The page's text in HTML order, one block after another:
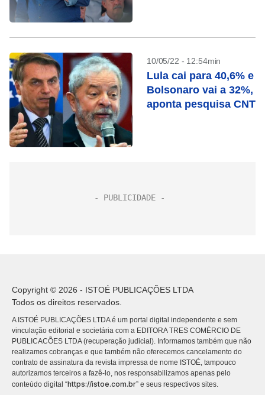
10/05/22 - 12:54min
Lula cai para 40,6% e
Bolsonaro vai a 32%,
aponta pesquisa CNT
Copyright © 2026 - ISTOÉ PUBLICAÇÕES LTDA
Todos os direitos reservados.
A ISTOÉ PUBLICAÇÕES LTDA é um portal digital independente e sem
vinculação editorial e societária com a EDITORA TRES COMÉRCIO DE
PUBLICACÕES LTDA (recuperação judicial). Informamos também que não
realizamos cobranças e que também não oferecemos cancelamento do
contrato de assinatura da revista impressa de nome ISTOÉ, tampouco
autorizamos terceiros a fazê-lo, nos responsabilizamos apenas pelo
conteúdo digital “https://istoe.com.br” e seus respectivos sites.